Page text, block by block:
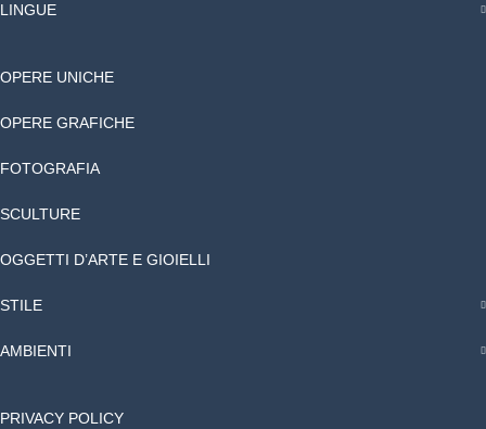
LINGUE
OPERE UNICHE
OPERE GRAFICHE
FOTOGRAFIA
SCULTURE
OGGETTI D’ARTE E GIOIELLI
STILE
AMBIENTI
PRIVACY POLICY